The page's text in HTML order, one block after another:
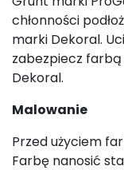
chłonności
marki Dekoral.
zabezpiecz
Dekoral.
Malowanie
Przed użyciem
Farbę nanosić